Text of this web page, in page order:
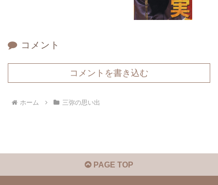
コメント
コメントを書き込む
ホーム 三弥の思い出
PAGE TOP